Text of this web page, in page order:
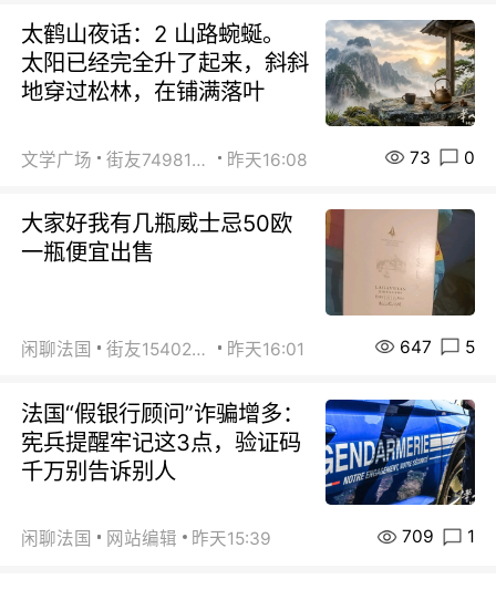
太鹤山夜话：2 山路蜿蜒。
太阳已经完全升了起来，斜斜
地穿过松林，在铺满落叶
文学广场 街友74981146 昨天16:08 73 0
大家好我有几瓶威士忌50欧
一瓶便宜出售
闲聊法国 街友15402223 昨天16:01 647 5
法国“假银行顾问”诈骗增多：
宪兵提醒牢记这3点，验证码
千万别告诉别人
闲聊法国 网站编辑 昨天15:39 709 1